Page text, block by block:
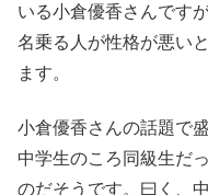
いる小倉優香さんです
名乗る人が性格が悪い
ます。
小倉優香さんの話題で
中学生のころ同級生だ
のだそうです。曰く、